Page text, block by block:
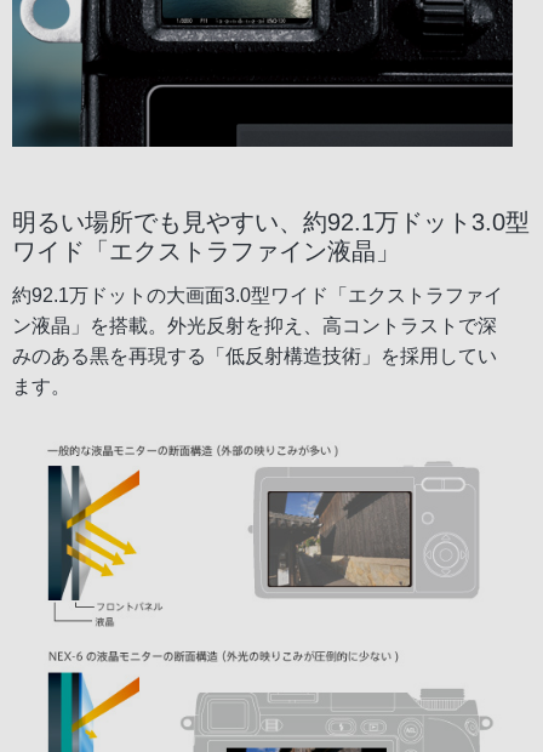
明るい場所でも見やすい、約92.1万ドット3.0型
ワイド「エクストラファイン液晶」
約92.1万ドットの大画面3.0型ワイド「エクストラファイ
ン液晶」を搭載。外光反射を抑え、高コントラストで深
みのある黒を再現する「低反射構造技術」を採用してい
ます。